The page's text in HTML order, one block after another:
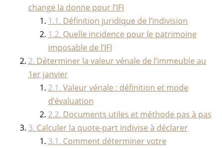
change la donne pour l’IFI
Définition juridique de l’indivision
Quelle incidence pour le patrimoine
imposable de l’IFI
Déterminer la valeur vénale de l’immeuble au
1er janvier
Valeur vénale : définition et mode
d’évaluation
Documents utiles et méthode pas à pas
Calculer la quote-part indivise à déclarer
Comment déterminer votre